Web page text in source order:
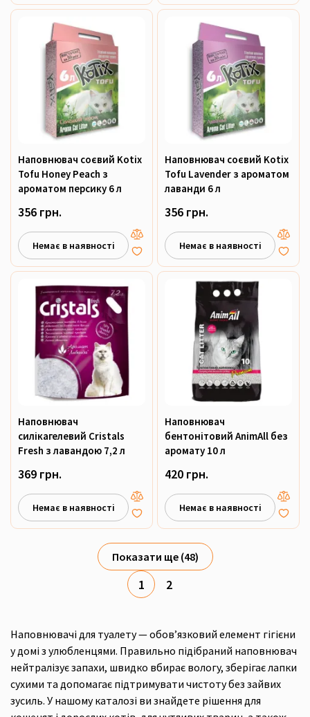
Наповнювач соєвий Kotix
Tofu Honey Peach з
ароматом персику 6 л
356 грн.
Немає в наявності
Наповнювач соєвий Kotix
Tofu Lavender з ароматом
лаванди 6 л
356 грн.
Немає в наявності
Наповнювач
силікагелевий Cristals
Fresh з лавандою 7,2 л
369 грн.
Немає в наявності
Наповнювач
бентонітовий AnimAll без
аромату 10 л
420 грн.
Немає в наявності
Показати ще (48)
1 2
Наповнювачі для туалету — обов’язковий елемент гігієни
у домі з улюбленцями. Правильно підібраний наповнювач
нейтралізує запахи, швидко вбирає вологу, зберігає лапки
сухими та допомагає підтримувати чистоту без зайвих
зусиль. У нашому каталозі ви знайдете рішення для